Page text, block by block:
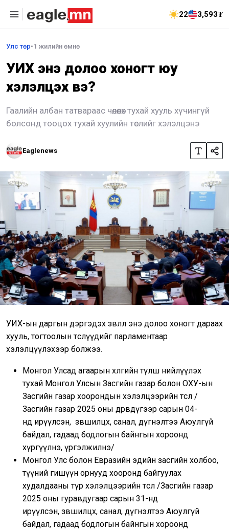
22 3,593₮
Улс төр•1 жилийн өмнө
УИХ энэ долоо хоногт юу
хэлэлцэх вэ?
Гаалийн албан татвараас чөлөөлөх тухай хууль хүчингүй
болсонд тооцох тухай хуулийн төслийг хэлэлцэнэ
Eaglenews
УИХ-ын даргын дэргэдэх зөвлөл энэ долоо хоногт дараах
хууль, тогтоолын төслүүдийг парламентаар
хэлэлцүүлэхээр болжээ.
Монгол Улсад агаарын хөлгийн түлш нийлүүлэх
тухай Монгол Улсын Засгийн газар болон ОХУ-ын
Засгийн газар хоорондын хэлэлцээрийн төсөл /
Засгийн газар 2025 оны дөрөвдүгээр сарын 04-
нд ирүүлсэн, зөвшилцөх, санал, дүгнэлтээ Аюулгүй
байдал, гадаад бодлогын байнгын хороонд
хүргүүлнэ, үргэлжилнэ/
Монгол Улс болон Евразийн эдийн засгийн холбоо,
түүний гишүүн орнууд хооронд байгуулах
худалдааны түр хэлэлцээрийн төсөл /Засгийн газар
2025 оны гуравдугаар сарын 31-нд
ирүүлсэн, зөвшилцөх, санал, дүгнэлтээ Аюулгүй
байдал, гадаад бодлогын байнгын хороонд